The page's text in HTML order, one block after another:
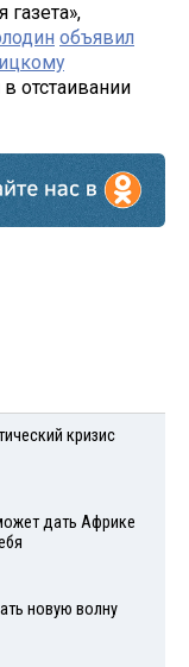
объявил
отстаивании
кризис
дать Африке
новую волну